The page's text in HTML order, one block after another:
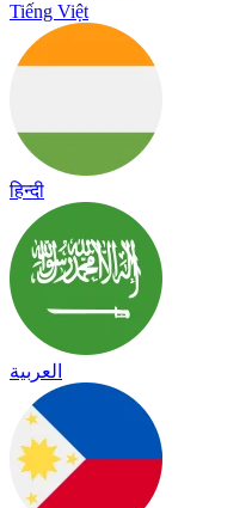
Tiếng Việt
हिन्दी
العربية